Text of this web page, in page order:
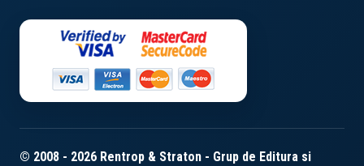
© 2008 - 2026 Rentrop & Straton - Grup de Editura si